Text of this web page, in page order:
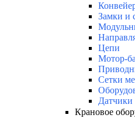
Замки и
Цепи
Мотор-
Сетки
Датчики
Крановое